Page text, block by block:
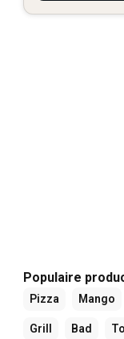
Populaire
Pizza Mango
Grill Bad